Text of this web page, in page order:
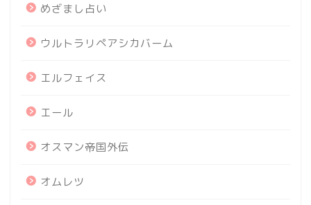
めざまし占い
ウルトラリペアシカバーム
エルフェイス
エール
オスマン帝国外伝
オムレツ